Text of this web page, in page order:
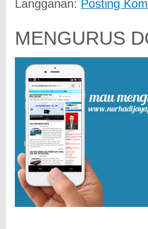
Langganan: Posting
MENGURUS